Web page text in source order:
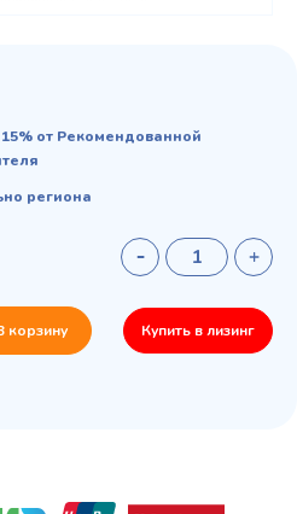
от Рекомендованной
региона
корзину Купить в лизинг